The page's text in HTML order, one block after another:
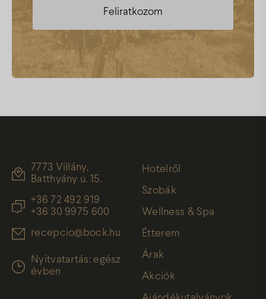
7773 Villány,
Batthyány u. 15.
+36 72 492 919
+36 30 9975 600
recepcio@bock.hu
Nyitvatartás: egész
évben
Hotelről
Szobák
Wellness & Spa
Étterem
Árak
Akciók